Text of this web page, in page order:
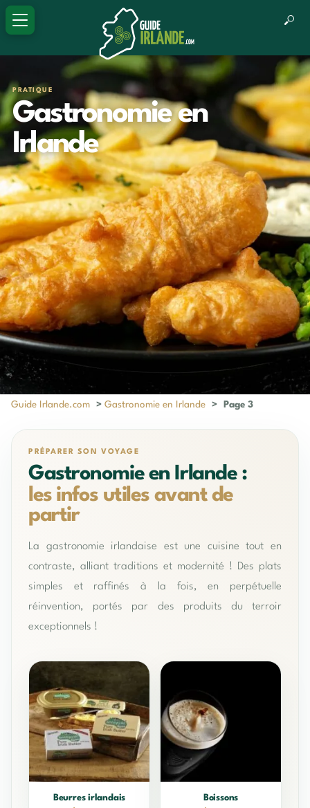
PRATIQUE
Gastronomie en
Irlande
Guide Irlande.com > Gastronomie en Irlande > Page 3
PRÉPARER SON VOYAGE
Gastronomie en Irlande :
les infos utiles avant de
partir
La gastronomie irlandaise est une cuisine tout en
contraste, alliant traditions et modernité ! Des plats
simples et raffinés à la fois, en perpétuelle
réinvention, portés par des produits du terroir
exceptionnels !
Beurres irlandais Boissons